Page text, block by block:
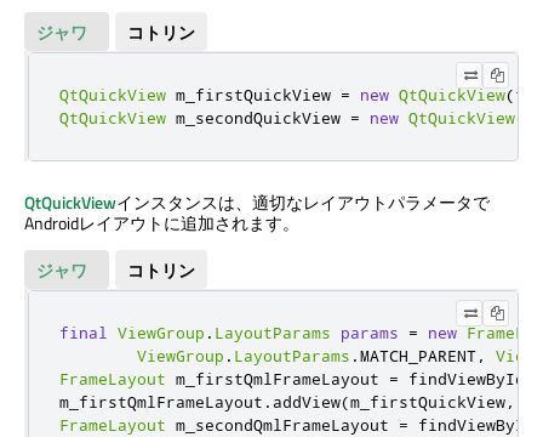
ジャワ
コトリン
QtQuickView m_firstQuickView = new QtQuickView(
QtQuickView m_secondQuickView = new QtQuickView(
QtQuickViewインスタンスは、適切なレイアウトパラメータで
Androidレイアウトに追加されます。
ジャワ
コトリン
final ViewGroup . LayoutParams params = new
ViewGroup . LayoutParams .MATCH_PARENT,
FrameLayout m_firstQmlFrameLayout = findViewById
m_firstQmlFrameLayout . addView(m_firstQuickView,
FrameLayout m_secondQmlFrameLayout = findViewById